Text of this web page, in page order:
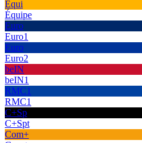
Équi
Équipe
Euro
Euro1
Euro
Euro2
beIN
beIN1
RMC1
RMC1
C+Sp
C+Spt
Com+